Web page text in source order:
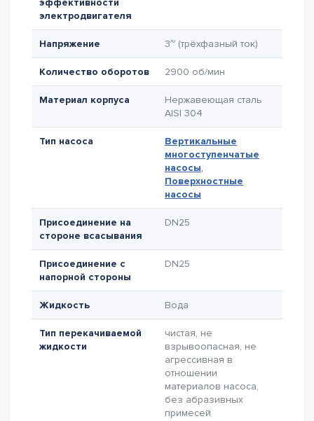
эффективности
электродвигателя
Напряжение 3~ (трёхфазный ток)
Количество оборотов 2900 об/мин
Материал корпуса
Нержавеющая сталь
AISI 304
Тип насоса
Вертикальные
многоступенчатые
насосы,
Поверхностные
насосы
Присоединение на
стороне всасывания
DN25
Присоединение с
напорной стороны
DN25
Жидкость Вода
Тип перекачиваемой
жидкости
чистая, не
взрывоопасная, не
агрессивная в
отношении
материалов насоса,
без абразивных
примесей